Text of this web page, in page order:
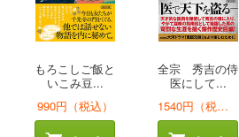
もろこしご飯と
いこみ豆...
990円（税込）
全宗 秀吉の侍
医にして...
1540円（税込）